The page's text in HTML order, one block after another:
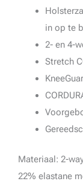
in op te
2- en 4-
Stretch
Materiaal: 2-
22% elastane